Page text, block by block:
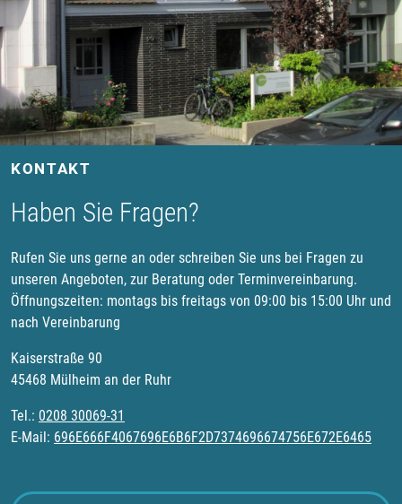
KONTAKT
Haben Sie Fragen?
Rufen Sie uns gerne an oder schreiben Sie uns bei Fragen zu
unseren Angeboten, zur Beratung oder Terminvereinbarung.
Öffnungszeiten: montags bis freitags von 09:00 bis 15:00 Uhr und
nach Vereinbarung
Kaiserstraße 90
45468 Mülheim an der Ruhr
Tel.: 0208 30069-31
E-Mail: 696E666F4067696E6B6F2D7374696674756E672E6465